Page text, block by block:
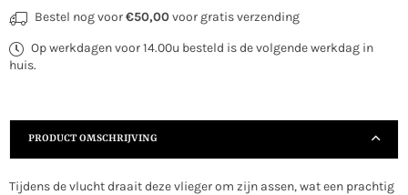
Bestel nog voor€50,00voor gratis verzending
Op werkdagen voor 14.00u besteld is de volgende werkdag in
huis.
PRODUCT OMSCHRIJVING
Tijdens de vlucht draait deze vlieger om zijn assen, wat een prachtig